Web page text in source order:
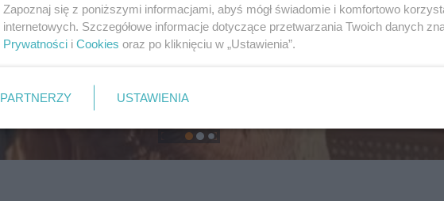
Zapoznaj się z poniższymi informacjami, abyś mógł świadomie i komfortowo
internetowych. Szczegółowe informacje dotyczące przetwarzania Twoich danych
Prywatności i Cookies oraz po kliknięciu w „Ustawienia”.
PARTNERZY USTAWIENIA